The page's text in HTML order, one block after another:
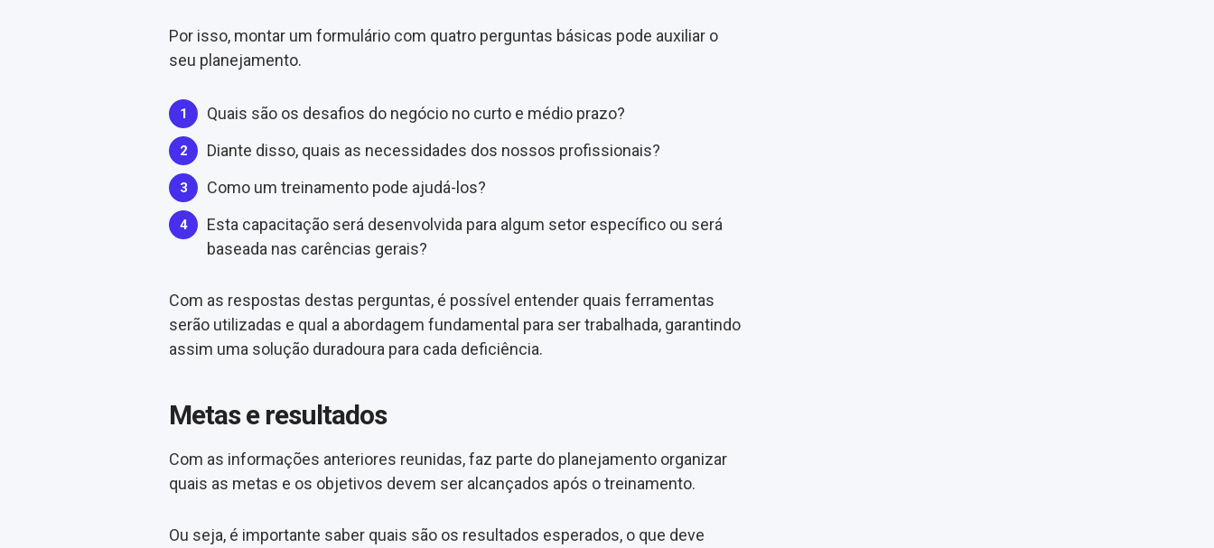
Por isso, montar um formulário com quatro perguntas básicas pode auxiliar o
seu planejamento.
Quais são os desafios do negócio no curto e médio prazo?
Diante disso, quais as necessidades dos nossos profissionais?
Como um treinamento pode ajudá-los?
Esta capacitação será desenvolvida para algum setor específico ou será
baseada nas carências gerais?
Com as respostas destas perguntas, é possível entender quais ferramentas
serão utilizadas e qual a abordagem fundamental para ser trabalhada, garantindo
assim uma solução duradoura para cada deficiência.
Metas e resultados
Com as informações anteriores reunidas, faz parte do planejamento organizar
quais as metas e os objetivos devem ser alcançados após o treinamento.
Ou seja, é importante saber quais são os resultados esperados, o que deve